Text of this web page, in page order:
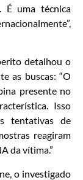
É uma técnica
detalhou o
as buscas: “O
presente no
Isso
tentativas de
reagiram
da vítima.”
o investigado